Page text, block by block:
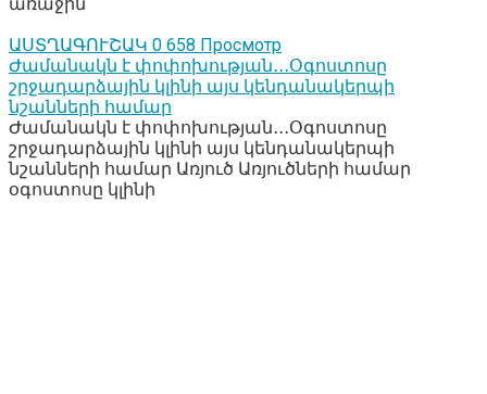
ԱՍՏՂԱԳՈՒՇԱԿ 0 658 Просмотр
Ժամանակն է փոփոխության․․․Օգոստոսը
շրջադարձային կլինի այս կենդանակերպի
նշանների համար
Ժամանակն է փոփոխության․․․Օգոստոսը
շրջադարձային կլինի այս կենդանակերպի
նշանների համար Առյուծ Առյուծների համար
օգոստոսը կլինի